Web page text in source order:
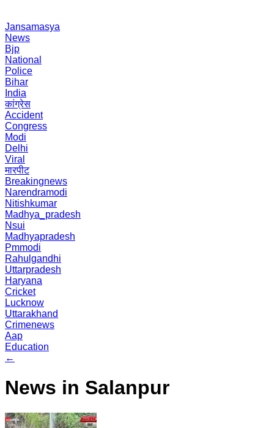
Jansamasya
News
Bjp
National
Police
Bihar
India
कांग्रेस
Accident
Congress
Modi
Delhi
Viral
मारपीट
Breakingnews
Narendramodi
Nitishkumar
Madhya_pradesh
Nsui
Madhyapradesh
Pmmodi
Rahulgandhi
Uttarpradesh
Haryana
Cricket
Lucknow
Uttarakhand
Crimenews
Aap
Education
←
News in Salanpur